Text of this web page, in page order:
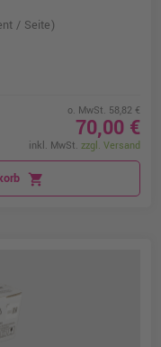
/ Seite)
o. MwSt. 58,82 €
70,00 €
inkl. MwSt. zzgl. Versand
shopping_cart